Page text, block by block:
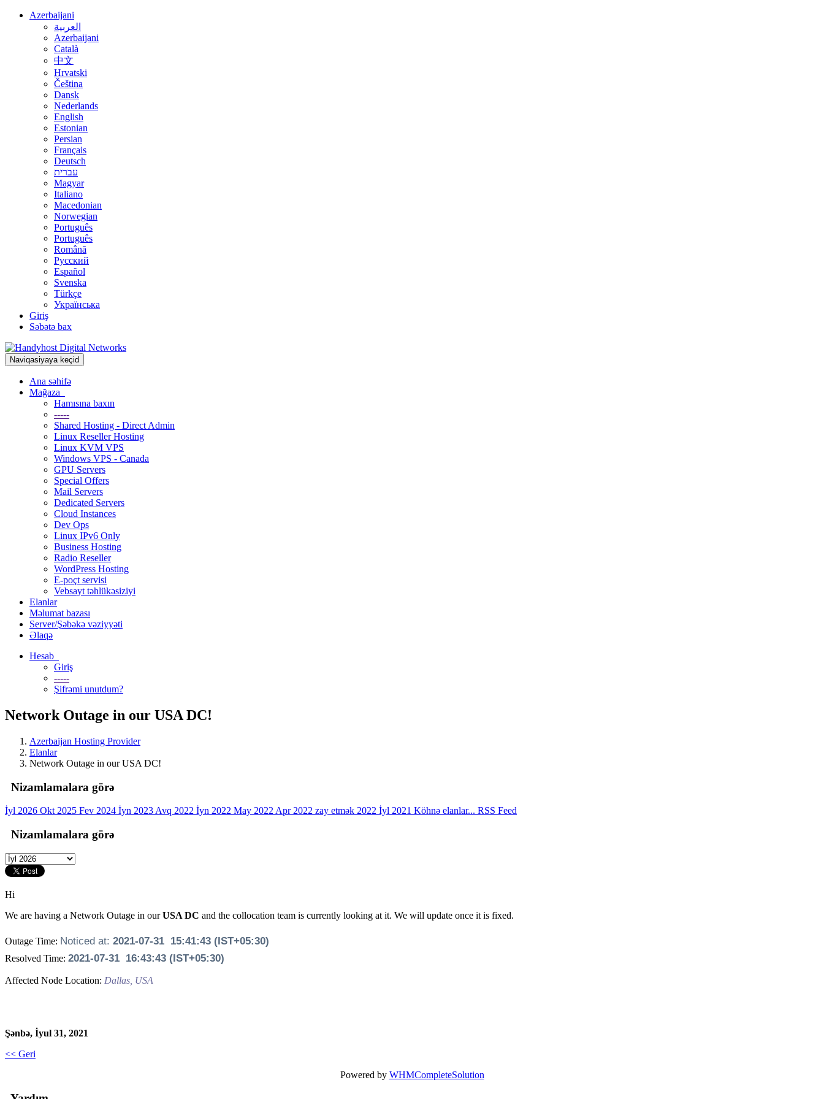
Azerbaijani
العربية
Azerbaijani
Català
中文
Hrvatski
Čeština
Dansk
Nederlands
English
Estonian
Persian
Français
Deutsch
עברית
Magyar
Italiano
Macedonian
Norwegian
Português
Português
Română
Русский
Español
Svenska
Türkçe
Українська
Giriş
Səbətə bax
Naviqasiyaya keçid
Ana səhifə
Mağaza
Hamısına baxın
-----
Shared Hosting - Direct Admin
Linux Reseller Hosting
Linux KVM VPS
Windows VPS - Canada
GPU Servers
Special Offers
Mail Servers
Dedicated Servers
Cloud Instances
Dev Ops
Linux IPv6 Only
Business Hosting
Radio Reseller
WordPress Hosting
E-poçt servisi
Vebsayt təhlükəsiziyi
Elanlar
Məlumat bazası
Server/Şəbəkə vəziyyəti
Əlaqə
Hesab
Giriş
-----
Şifrəmi unutdum?
Network Outage in our USA DC!
Azerbaijan Hosting Provider
Elanlar
Network Outage in our USA DC!
Nizamlamalara görə
İyl 2026 Okt 2025 Fev 2024 İyn 2023 Avq 2022 İyn 2022 May 2022 Apr 2022 zay etmək 2022 İyl 2021 Köhnə elanlar... RSS Feed
Nizamlamalara görə
Hi
We are having a Network Outage in ourUSA DC and the collocation team is currently looking at it. We will update once it is fixed.
Outage Time: Noticed at: 2021-07-31 15:41:43 (IST+05:30)
Resolved Time: 2021-07-31 16:43:43 (IST+05:30)
Affected Node Location: Dallas, USA
Şənbə, İyul 31, 2021
<< Geri
Powered by WHMCompleteSolution